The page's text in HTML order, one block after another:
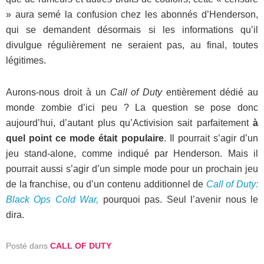
» aura semé la confusion chez les abonnés d’Henderson,
qui se demandent désormais si les informations qu’il
divulgue régulièrement ne seraient pas, au final, toutes
légitimes.
Aurons-nous droit à un Call of Dutyentièrement dédié au
monde zombie d’ici peu ? La question se pose donc
aujourd’hui, d’autant plus qu’Activision sait parfaitement à
quel point ce mode était populaire. Il pourrait s’agir d’un
jeu stand-alone, comme indiqué par Henderson. Mais il
pourrait aussi s’agir d’un simple mode pour un prochain jeu
de la franchise, ou d’un contenu additionnel de Call of Duty:
Black Ops Cold War, pourquoi pas. Seul l’avenir nous le
dira.
Posté dans CALL OF DUTY